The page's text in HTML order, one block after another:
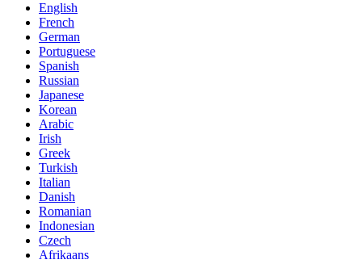
English
French
German
Portuguese
Spanish
Russian
Japanese
Korean
Arabic
Irish
Greek
Turkish
Italian
Danish
Romanian
Indonesian
Czech
Afrikaans